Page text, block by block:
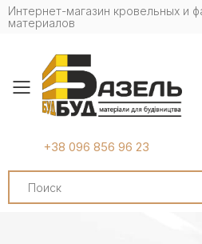
Интернет-магазин кровельных и
материалов
Toggle mobile
+38 096 856 96 23
Search